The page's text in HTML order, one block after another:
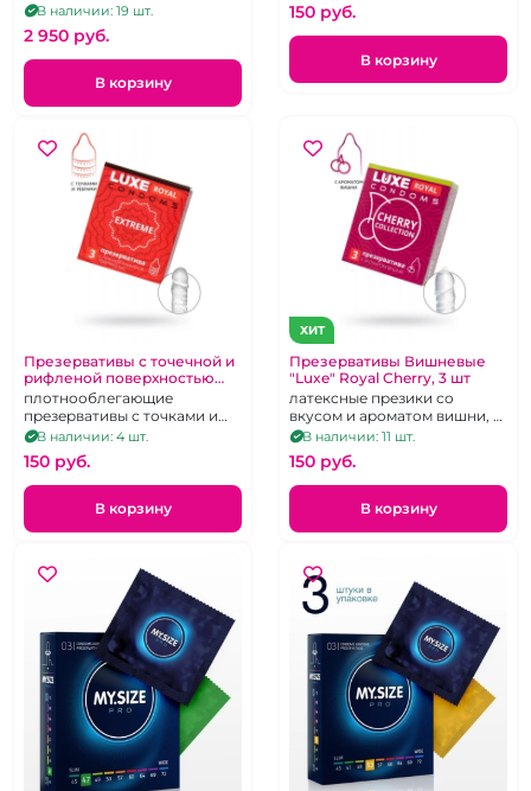
В наличии: 19 шт.
2 950 pуб.
В корзину
150 pуб.
В корзину
Презервативы с точечной и
рифленой поверхностью
"Luxe" Royal Extreme 3 шт
плотнооблегающие
презервативы с точками и
ребрами
В наличии: 4 шт.
150 pуб.
В корзину
ХИТ
Презервативы Вишневые
"Luxe" Royal Cherry, 3 шт
латексные презики со
вкусом и ароматом вишни, 3
штВ наличии: 11 шт.
150 pуб.
В корзину